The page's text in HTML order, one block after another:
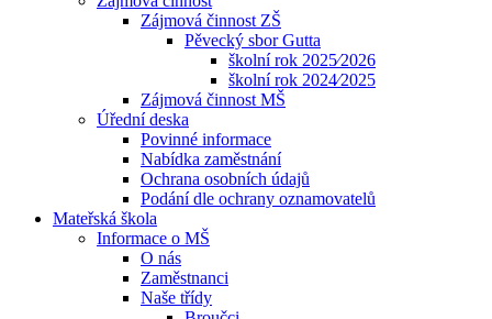
Zájmová činnost ZŠ
Pěvecký sbor Gutta
školní rok 2025⁄2026
školní rok 2024⁄2025
Zájmová činnost MŠ
Úřední deska
Povinné informace
Nabídka zaměstnání
Ochrana osobních údajů
Podání dle ochrany oznamovatelů
Mateřská škola
Informace o MŠ
O nás
Zaměstnanci
Naše třídy